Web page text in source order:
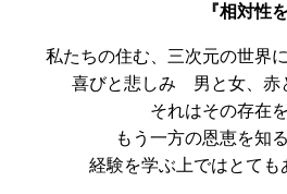
『相対性
私たちの住む、三次元の世界
喜びと悲しみ 男と女、
それはその存在
もう一方の恩恵を知
経験を学ぶ上ではとても